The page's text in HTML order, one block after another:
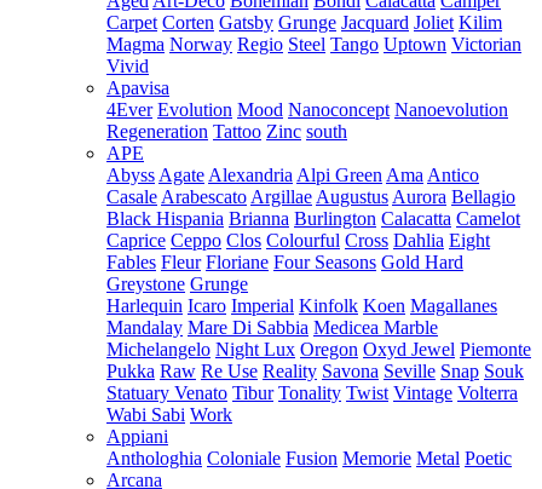
Carpet Corten Gatsby Grunge Jacquard Joliet Kilim
Magma Norway Regio Steel Tango Uptown Victorian
Vivid
Apavisa
4Ever Evolution Mood Nanoconcept Nanoevolution
Regeneration Tattoo Zinc south
APE
Abyss Agate Alexandria Alpi Green Ama Antico
Casale Arabescato Argillae Augustus Aurora Bellagio
Black Hispania Brianna Burlington Calacatta Camelot
Caprice Ceppo Clos Colourful Cross Dahlia Eight
Fables Fleur Floriane Four Seasons Gold Hard
Greystone Grunge
Harlequin Icaro Imperial Kinfolk Koen Magallanes
Mandalay Mare Di Sabbia Medicea Marble
Michelangelo Night Lux Oregon Oxyd Jewel Piemonte
Pukka Raw Re Use Reality Savona Seville Snap Souk
Statuary Venato Tibur Tonality Twist Vintage Volterra
Wabi Sabi Work
Appiani
Anthologhia Coloniale Fusion Memorie Metal Poetic
Arcana